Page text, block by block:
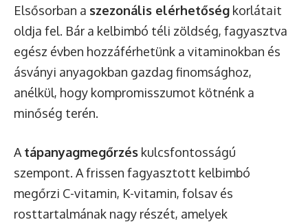
Elsősorban a szezonális elérhetőség korlátait
oldja fel. Bár a kelbimbó téli zöldség, fagyasztva
egész évben hozzáférhetünk a vitaminokban és
ásványi anyagokban gazdag finomsághoz,
anélkül, hogy kompromisszumot kötnénk a
minőség terén.
A tápanyagmegőrzés kulcsfontosságú
szempont. A frissen fagyasztott kelbimbó
megőrzi C-vitamin, K-vitamin, folsav és
rosttartalmának nagy részét, amelyek